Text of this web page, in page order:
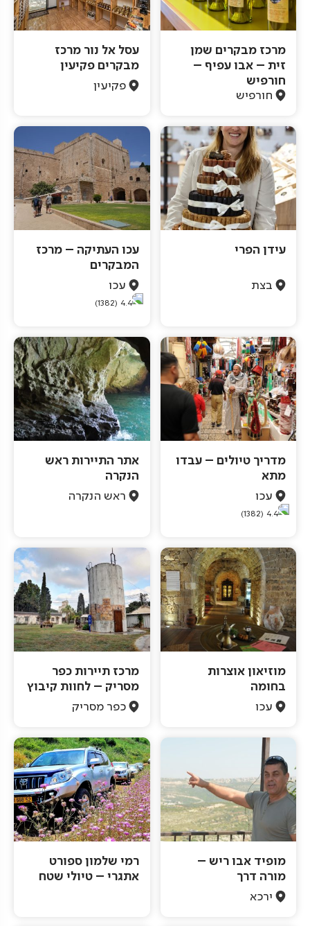
מרכז מבקרים שמן
זית – אבו עפיף –
חורפיש
חורפיש
עסל אל נור מרכז
מבקרים פקיעין
פקיעין
עידן הפרי
בצת
עכו העתיקה – מרכז
המבקרים
עכו
4.4
(1382)
מדריך טיולים – עבדו
מתא
עכו
4.4
(1382)
אתר התיירות ראש
הנקרה
ראש הנקרה
מוזיאון אוצרות
בחומה
עכו
מרכז תיירות כפר
מסריק – לחוות קיבוץ
כפר מסריק
מופיד אבו ריש –
מורה דרך
ירכא
רמי שלמון ספורט
אתגרי – טיולי שטח